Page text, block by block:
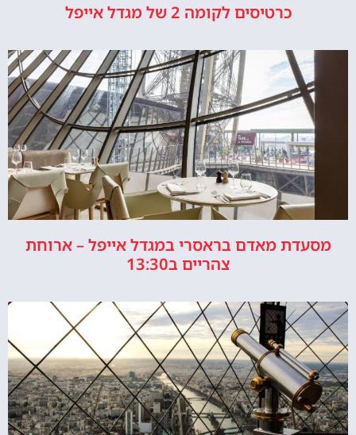
כרטיסים לקומה 2 של מגדל אייפל
מסעדת מאדם בראסרי במגדל אייפל – ארוחת
צהריים ב13:30